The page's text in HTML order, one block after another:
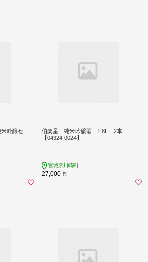
吟醸セ
伯楽星 純米吟醸酒 1.8L 2本
【04324-0024】
宮城県川崎町
27,000 円